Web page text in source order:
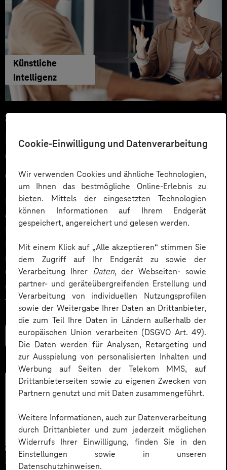
Cookie-Einwilligung und Datenverarbeitung
Wir verwenden Cookies und ähnliche Technologien,
um Ihnen das bestmögliche Online-Erlebnis zu
bieten. Mittels der eingesetzten Technologien
können Informationen auf Ihrem Endgerät
gespeichert, angereichert und gelesen werden.
Mit einem Klick auf „Alle akzeptieren“ stimmen Sie
dem Zugriff auf Ihr Endgerät zu sowie der
Verarbeitung Ihrer Daten, der Webseiten- sowie
partner- und geräteübergreifenden Erstellung und
Verarbeitung von individuellen Nutzungsprofilen
sowie der Weitergabe Ihrer Daten an Drittanbieter,
die zum Teil Ihre Daten in Ländern außerhalb der
europäischen Union verarbeiten (DSGVO Art. 49).
Die Daten werden für Analysen, Retargeting und
zur Ausspielung von personalisierten Inhalten und
Werbung auf Seiten der Telekom MMS, auf
Drittanbieterseiten sowie zu eigenen Zwecken von
Partnern genutzt und mit Daten zusammengeführt.
Weitere Informationen, auch zur Datenverarbeitung
durch Drittanbieter und zum jederzeit möglichen
Widerrufs Ihrer Einwilligung, finden Sie in den
Einstellungen sowie in unseren
Datenschutzhinweisen.
Künstliche
Intelligenz
29.06.2026
KI‑Agenten im HR: Konkrete Use
Cases, KPIs und Governance
entlang der Employee Journey
KI‑Agenten im HR sind mehr als Chatbots: Sie
orchestrieren Prozesse entlang der gesamten
Employee Journey und schaffen messbaren Business
Impact. Der Beitrag zeigt konkrete Use Cases,
relevante KPIs für den Mittelstand sowie
Governance‑Leitplanken zu EU AI Act und DSGVO –
und liefert ein praxisnahes Priorisierungsframework
für HR‑Entscheider*innen.
Mehr lesen